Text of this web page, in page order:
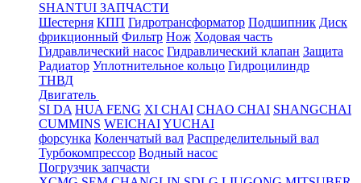
SHANTUI ЗАПЧАСТИ
Шестерня КПП Гидротрансформатор Подшипник Диск
фрикционный Фильтр Нож Ходовая часть
Гидравлический насос Гидравлический клапан Защита
Радиатор Уплотнительное кольцо Гидроцилиндр
ТНВД
Двигатель
SI DA HUA FENG XI CHAI CHAO CHAI SHANGCHAI
CUMMINS WEICHAIYUCHAI
форсунка Коленчатый вал Распределительный вал
Турбокомпрессор Водный насос
Погрузчик запчасти